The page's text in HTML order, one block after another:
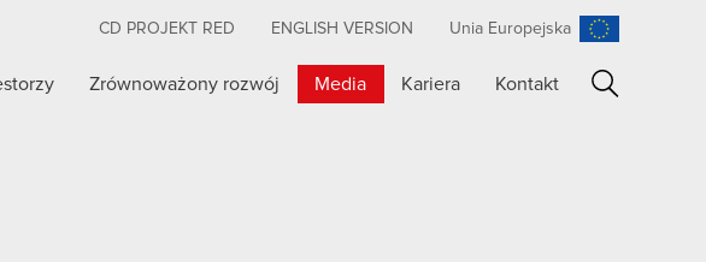
CD PROJEKT RED ENGLISH VERSION Unia Europejska
Zrównoważony rozwój Media Kariera Kontakt